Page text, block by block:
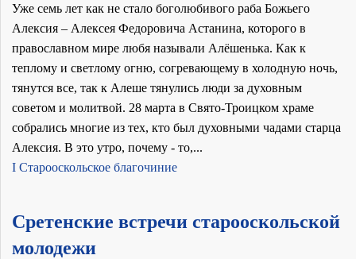
Уже семь лет как не стало боголюбивого раба Божьего
Алексия – Алексея Федоровича Астанина, которого в
православном мире любя называли Алёшенька. Как к
теплому и светлому огню, согревающему в холодную ночь,
тянутся все, так к Алеше тянулись люди за духовным
советом и молитвой. 28 марта в Свято-Троицком храме
собрались многие из тех, кто был духовными чадами старца
Алексия. В это утро, почему - то,...
I Старооскольское благочиние
Сретенские встречи старооскольской
молодежи